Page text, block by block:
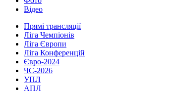
Відео
Прямі трансляції
Ліга Чемпіонів
Ліга Європи
Ліга Конференцій
Євро-2024
ЧС-2026
УПЛ
АПЛ